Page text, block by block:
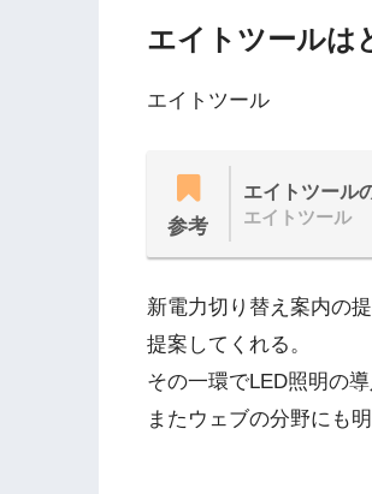
エイトツールは
エイトツール
参考
エイトツール
エイトツール
新電力切り替え案内の
提案してくれる。
その一環でLED照明の
またウェブの分野にも